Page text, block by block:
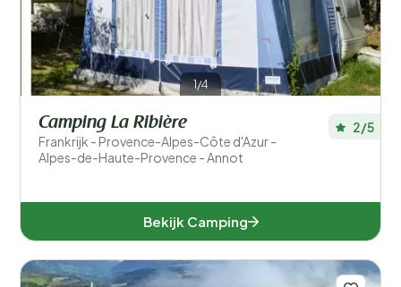
1/4
Camping La Ribière
Frankrijk - Provence-Alpes-Côte d'Azur -
Alpes-de-Haute-Provence - Annot
2/5
Bekijk Camping